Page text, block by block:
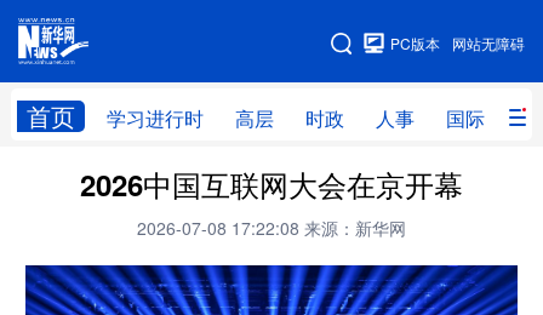
网站无障碍
PC版本
首页 学习进行时 高层 时政 人事 国际 财
网站地图
学习进行时 高层 时政 人事
财经 网评
台湾 思客智库 全球连线 教育
2026中国互联网大会在京开幕
2026-07-08 17:22:08 来源：新华网